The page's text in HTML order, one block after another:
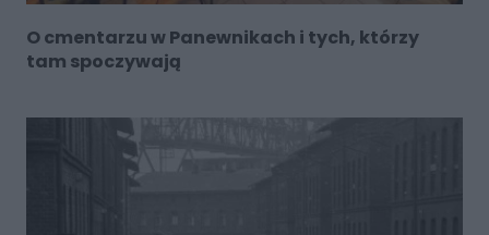
O cmentarzu w Panewnikach i tych, którzy
tam spoczywają